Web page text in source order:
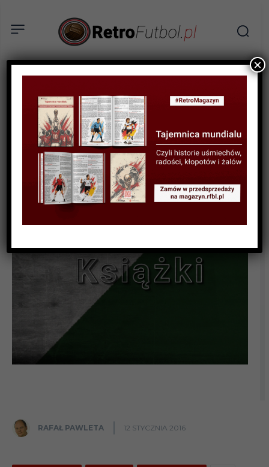
RECENZJA
„Statystyczny bilans
Ekstraklasy” – recenzja
RAFAŁ PAWLETA 12 STYCZNIA 2016
×